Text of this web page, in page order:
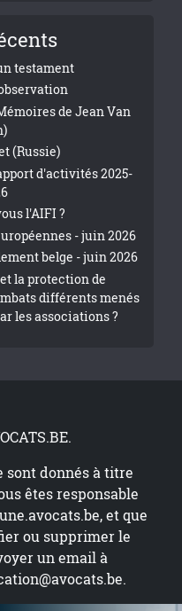
testament
de Jean Van
(Russie)
d'activités 2025-
l'AIFI ?
- juin 2026
belge - juin 2026
la protection de
différents menés
les associations ?
sont donnés à titre
êtes responsable
, et que
ou supprimer le
un email à
.